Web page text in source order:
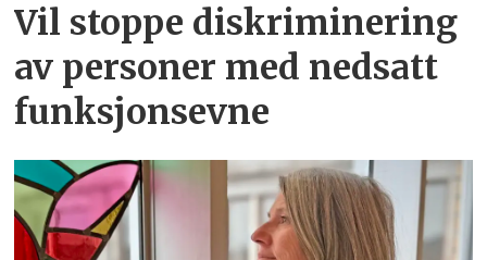
Vil stoppe diskriminering
av personer med nedsatt
funksjonsevne